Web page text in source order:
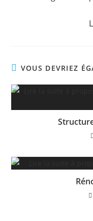
VOUS DEVRIEZ